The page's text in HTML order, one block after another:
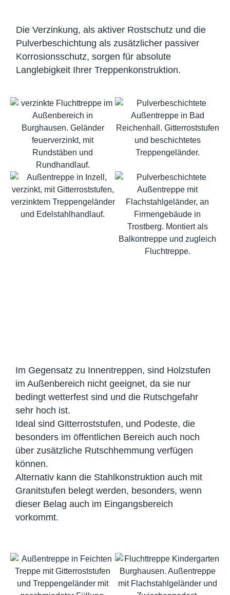
Die Verzinkung, als aktiver Rostschutz und die
Pulverbeschichtung als zusätzlicher passiver
Korrosionsschutz, sorgen für absolute
Langlebigkeit Ihrer Treppenkonstruktion.
Im Gegensatz zu Innentreppen, sind Holzstufen
im Außenbereich nicht geeignet, da sie nur
bedingt wetterfest sind und die Rutschgefahr
sehr hoch ist.
Ideal sind Gitterroststufen, und Podeste, die
besonders im öffentlichen Bereich auch noch
über zusätzliche Rutschhemmung verfügen
können.
Alternativ kann die Stahlkonstruktion auch mit
Granitstufen belegt werden, besonders, wenn
dieser Belag auch im Eingangsbereich
vorkommt.